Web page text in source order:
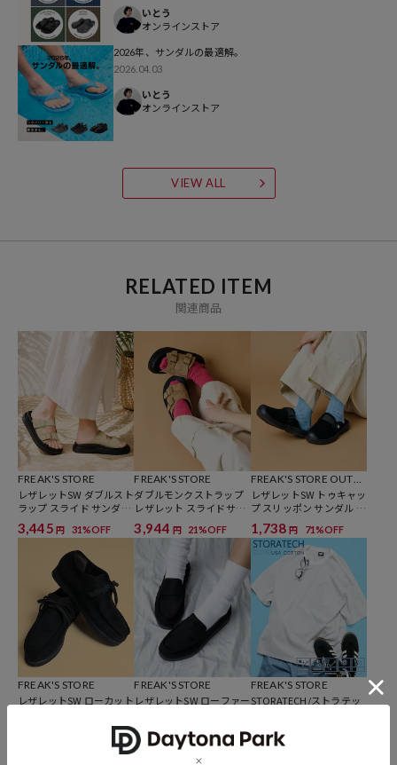
※掲載画像の商品の色味は、屋外や屋内の光の照射や角度により実物
と色味が異なる場合がございます。
また表示のサイズ感と実物は若干異なる場合もございますので、予め
ご了承ください。
※着用、お取り扱いの際は、商品についている品質表示とアテンショ
ンタグを必ずご確認下さい。
※こちらの商品はオンラインストアでの限定展開となります。
円（2026年3月26日時点）
※「参考価格」とは、Daytona Parkにおける対象商品の通常販売（先
ブランド説明
いとう
オンラインストア
2026年、サンダルの最適解。
2026.04.03
いとう
オンラインストア
VIEW ALL
RELATED ITEM
関連商品
FREAK'S STORE
レザレットSW ダブルスト
ラップ スライド サンダル
/ プラットフォームソール
[23~28cm] 【限定展開】
3,445 円 31%OFF
FREAK'S STORE
ダブルモンクストラップ
レザレット スライドサン
ダル / プラットフォーム
ソール [23~28cm] 【限定
3,944 円 21%OFF
FREAK'S STORE OUTD
OORS
レザレットSW トゥキャッ
プ スリッポン サンダル [2
3~28cm] 【限定展開】
1,738 円 71%OFF
FREAK'S STORE
レザレットSW ローカット
ックシューズ 【限定展
FREAK'S STORE
レザレットSW ローファー
4,196円 30%OFF
FREAK'S STORE
STORATECH/ストラテッ
制菌/UVカット/接触冷感/
2,754